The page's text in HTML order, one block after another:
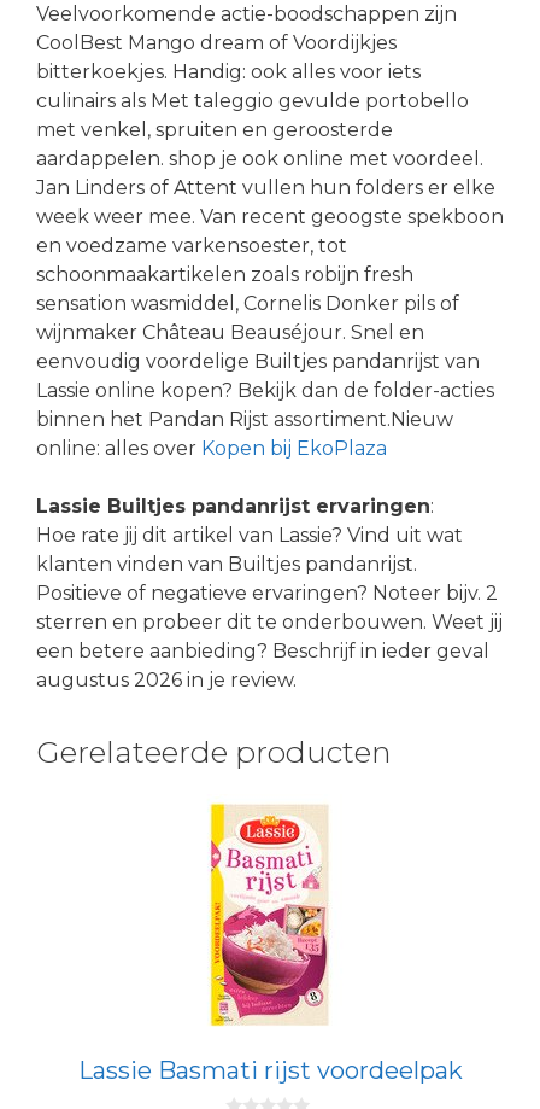
Veelvoorkomende actie-boodschappen zijn
CoolBest Mango dream of Voordijkjes
bitterkoekjes. Handig: ook alles voor iets
culinairs als Met taleggio gevulde portobello
met venkel, spruiten en geroosterde
aardappelen. shop je ook online met voordeel.
Jan Linders of Attent vullen hun folders er elke
week weer mee. Van recent geoogste spekboon
en voedzame varkensoester, tot
schoonmaakartikelen zoals robijn fresh
sensation wasmiddel, Cornelis Donker pils of
wijnmaker Château Beauséjour. Snel en
eenvoudig voordelige Builtjes pandanrijst van
Lassie online kopen? Bekijk dan de folder-acties
binnen het Pandan Rijst assortiment.Nieuw
online: alles over Kopen bij EkoPlaza
Lassie Builtjes pandanrijst ervaringen:
Hoe rate jij dit artikel van Lassie? Vind uit wat
klanten vinden van Builtjes pandanrijst.
Positieve of negatieve ervaringen? Noteer bijv. 2
sterren en probeer dit te onderbouwen. Weet jij
een betere aanbieding? Beschrijf in ieder geval
augustus 2026 in je review.
Gerelateerde producten
Lassie Basmati rijst voordeelpak